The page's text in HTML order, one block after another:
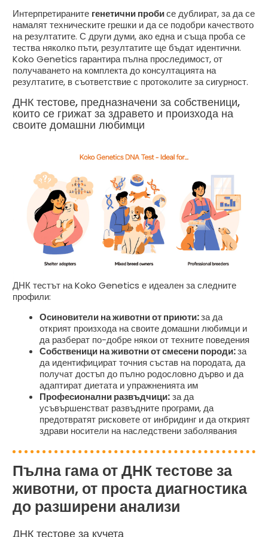
Интерпретираните генетични пробисе дублират, за да се
намалят техническите грешки и да се подобри качеството
на резултатите. С други думи, ако една и съща проба се
тества няколко пъти, резултатите ще бъдат идентични.
Koko Genetics гарантира пълна проследимост, от
получаването на комплекта до консултацията на
резултатите, в съответствие с протоколите за сигурност.
ДНК тестове, предназначени за собственици,
които се грижат за здравето и произхода на
своите домашни любимци
ДНК тестът на Koko Genetics е идеален за следните
профили:
Осиновители на животни от приюти:за да
открият произхода на своите домашни любимци и
да разберат по-добре някои от техните поведения
Собственици на животни от смесени породи:за
да идентифицират точния състав на породата, да
получат достъп до пълно родословно дърво и да
адаптират диетата и упражненията им
Професионални развъдчици:за да
усъвършенстват развъдните програми, да
предотвратят рисковете от инбридинг и да открият
здрави носители на наследствени заболявания
Пълна гама от ДНК тестове за
животни, от проста диагностика
до разширени анализи
ДНК тестове за кучета